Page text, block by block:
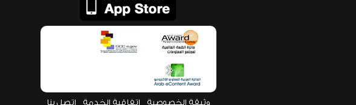
وثيقة الخصوصية اتفاقية الخدمة اتصل بنا